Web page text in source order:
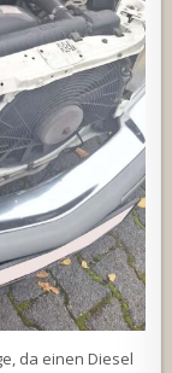
da einen Diesel